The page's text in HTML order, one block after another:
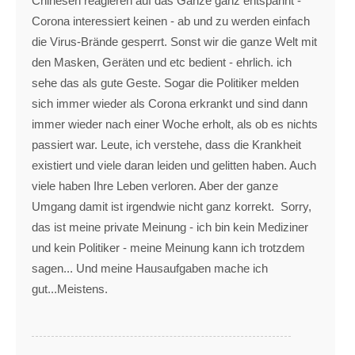
Corona interessiert keinen - ab und zu werden einfach
die Virus-Brände gesperrt. Sonst wir die ganze Welt mit
den Masken, Geräten und etc bedient - ehrlich. ich
sehe das als gute Geste. Sogar die Politiker melden
sich immer wieder als Corona erkrankt und sind dann
immer wieder nach einer Woche erholt, als ob es nichts
passiert war. Leute, ich verstehe, dass die Krankheit
existiert und viele daran leiden und gelitten haben. Auch
viele haben Ihre Leben verloren. Aber der ganze
Umgang damit ist irgendwie nicht ganz korrekt. Sorry,
das ist meine private Meinung - ich bin kein Mediziner
und kein Politiker - meine Meinung kann ich trotzdem
sagen... Und meine Hausaufgaben mache ich
gut...Meistens.